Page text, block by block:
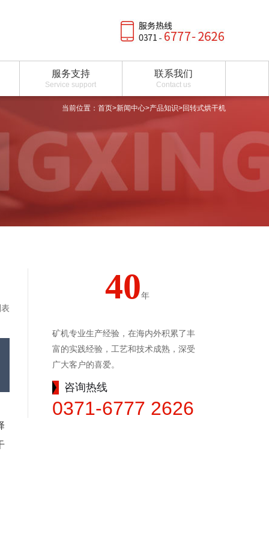
服务支持
Service support
联系我们
Contact us
当前位置： 首页>新闻中心>产品知识>回转式烘干机
40年
矿机专业生产经验，在海内外积累了丰
富的实践经验，工艺和技术成熟，深受
广大客户的喜爱。
咨询热线
0371-6777 2626